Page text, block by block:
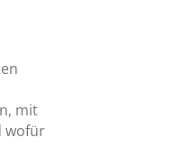
mit
wofür